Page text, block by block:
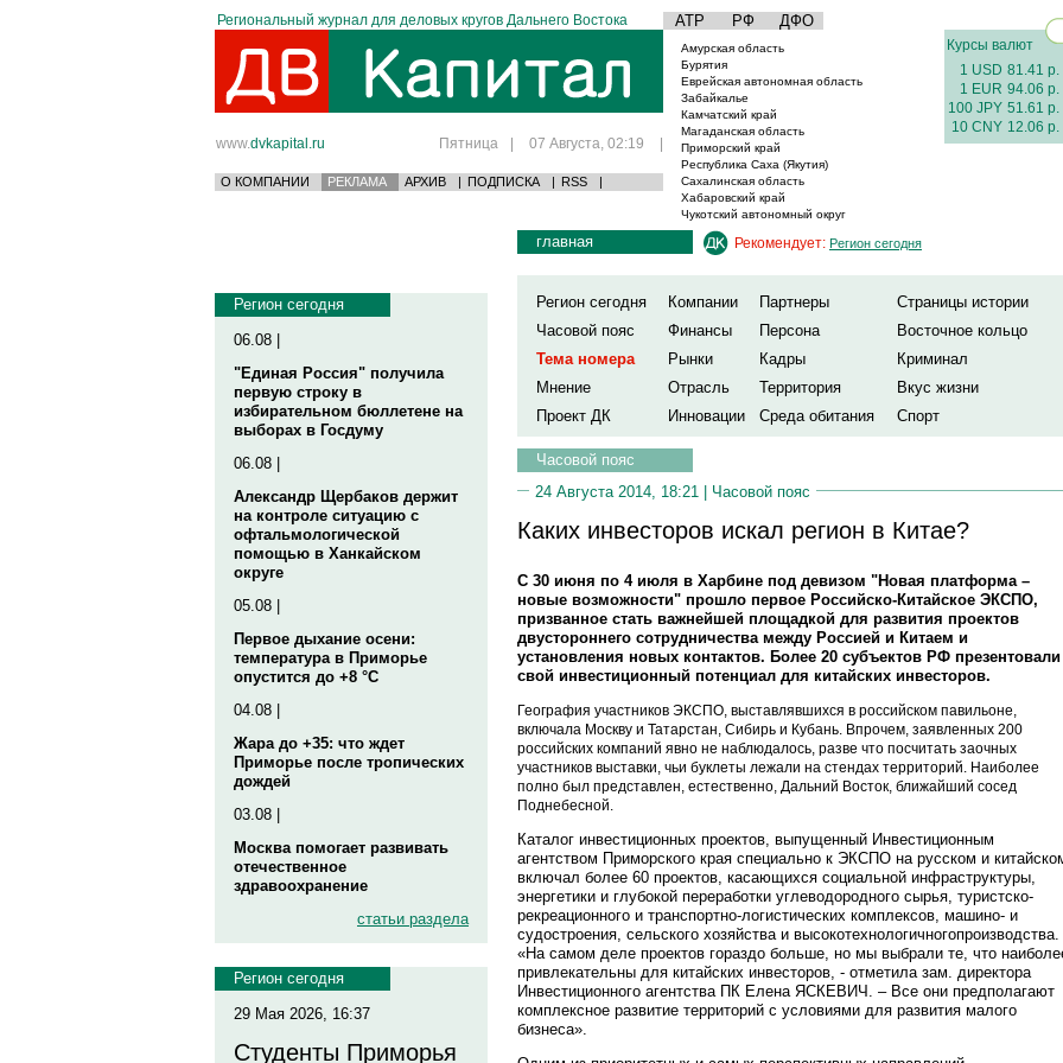
Региональный журнал для деловых кругов Дальнего Востока АТР РФ ДФО
www.dvkapital.ru Пятница | 07 Августа, 02:19 |
О КОМПАНИИ РЕКЛАМА АРХИВ | ПОДПИСКА | RSS |
Амурская область
Бурятия
Еврейская автономная область
Забайкалье
Камчатский край
Магаданская область
Приморский край
Республика Саха (Якутия)
Сахалинская область
Хабаровский край
Чукотский автономный округ
Курсы валют
1 USD 81.41 р.
1 EUR 94.06 р.
100 JPY 51.61 р.
10 CNY 12.06 р.
Регион сегодня
06.08 |
"Единая Россия" получила
первую строку в
избирательном бюллетене на
выборах в Госдуму
06.08 |
Александр Щербаков держит
на контроле ситуацию с
офтальмологической
помощью в Ханкайском
округе
05.08 |
Первое дыхание осени:
температура в Приморье
опустится до +8 °C
04.08 |
Жара до +35: что ждет
Приморье после тропических
дождей
03.08 |
Москва помогает развивать
отечественное
здравоохранение
статьи раздела
Регион сегодня
29 Мая 2026, 16:37
Студенты Приморья
главная Рекомендует: Регион сегодня
Регион сегодня Компании Партнеры
Страницы истории
Часовой пояс
Финансы Персона
Восточное кольцо
Тема номера
Рынки Кадры
Криминал
Мнение
Отрасль Территория
Вкус жизни
Проект ДК
Инновации Среда обитания Спорт
Часовой пояс
24 Августа 2014, 18:21 | Часовой пояс
Каких инвесторов искал регион в Китае?
С 30 июня по 4 июля в Харбине под девизом "Новая платформа –
новые возможности" прошло первое Российско-Китайское ЭКСПО,
призванное стать важнейшей площадкой для развития проектов
двустороннего сотрудничества между Россией и Китаем и
установления новых контактов. Более 20 субъектов РФ презентовали
свой инвестиционный потенциал для китайских инвесторов.
География участников ЭКСПО, выставлявшихся в российском павильоне,
включала Москву и Татарстан, Сибирь и Кубань. Впрочем, заявленных 200
российских компаний явно не наблюдалось, разве что посчитать заочных
участников выставки, чьи буклеты лежали на стендах территорий. Наиболее
полно был представлен, естественно, Дальний Восток, ближайший сосед
Поднебесной.
Каталог инвестиционных проектов, выпущенный Инвестиционным
агентством Приморского края специально к ЭКСПО на русском и
включал более 60 проектов, касающихся социальной инфраструктуры,
энергетики и глубокой переработки углеводородного сырья, туристско-
рекреационного и транспортно-логистических комплексов, машино- и
судостроения, сельского хозяйства и высокотехнологичногопроизводства.
«На самом деле проектов гораздо больше, но мы выбрали те, что
привлекательны для китайских инвесторов, - отметила зам. директора
Инвестиционного агентства ПК Елена ЯСКЕВИЧ. – Все они предполагают
комплексное развитие территорий с условиями для развития малого
бизнеса».